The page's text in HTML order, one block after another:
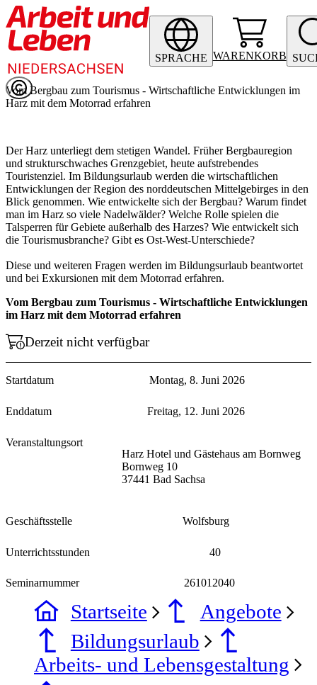
SPRACHE WARENKORB
Vom Bergbau zum Tourismus - Wirtschaftliche Entwicklungen im
Harz mit dem Motorrad erfahren
Der Harz unterliegt dem stetigen Wandel. Früher Bergbauregion
und strukturschwaches Grenzgebiet, heute aufstrebendes
Touristenziel. Im Bildungsurlaub werden die wirtschaftlichen
Entwicklungen der Region des norddeutschen Mittelgebirges in den
Blick genommen. Wie entwickelte sich der Bergbau? Warum findet
man im Harz so viele Nadelwälder? Welche Rolle spielen die
Talsperren für Gebiete außerhalb des Harzes? Wie entwickelt sich
die Tourismusbranche? Gibt es Ost-West-Unterschiede?
Diese und weiteren Fragen werden im Bildungsurlaub beantwortet
und bei Exkursionen mit dem Motorrad erfahren.
Vom Bergbau zum Tourismus - Wirtschaftliche Entwicklungen
im Harz mit dem Motorrad erfahren
Derzeit nicht verfügbar
Startdatum Montag, 8. Juni 2026
Enddatum Freitag, 12. Juni 2026
Veranstaltungsort
Harz Hotel und Gästehaus am Bornweg
Bornweg 10
37441 Bad Sachsa
Geschäftsstelle Wolfsburg
Unterrichtsstunden 40
Seminarnummer 261012040
Startseite
Angebote
Bildungsurlaub
Arbeits- und Lebensgestaltung